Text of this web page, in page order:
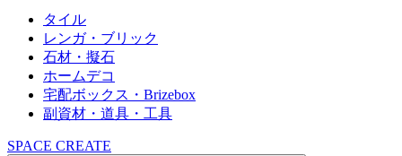
タイル
レンガ・ブリック
石材・擬石
ホームデコ
宅配ボックス・Brizebox
副資材・道具・工具
SPACE CREATE